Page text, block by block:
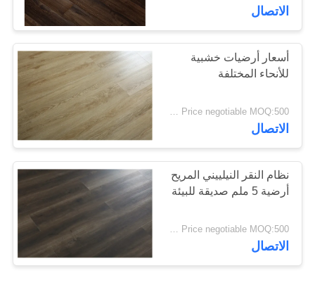
الاتصال
أسعار أرضيات خشبية
للأنحاء المختلفة
Price negotiable MOQ:500 متر مربع
الاتصال
نظام النقر النيلييني المريح
أرضية 5 ملم صديقة للبيئة
Price negotiable MOQ:500 متر مربع
الاتصال